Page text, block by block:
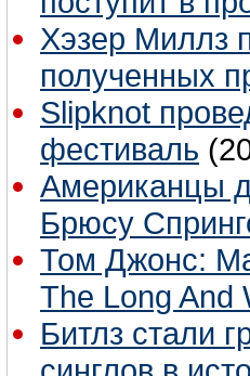
Хэзер Миллз
полученных
Slipknot
фестиваль
Американцы
Брюсу
Том Джонс:
The Long And
Битлз стали